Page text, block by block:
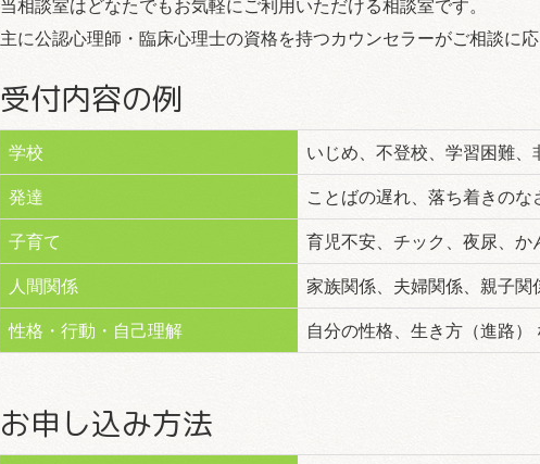
当相談室はどなたでもお気軽にご利用いただける相談室です。
主に公認心理師・臨床心理士の資格を持つカウンセラーがご相談に応
受付内容の例
学校
いじめ、不登校、学習困難、
発達
ことばの遅れ、落ち着きの
子育て
育児不安、チック、夜尿、か
人間関係
家族関係、夫婦関係、親子
性格・行動・自己理解
自分の性格、生き方（進路）
お申し込み方法